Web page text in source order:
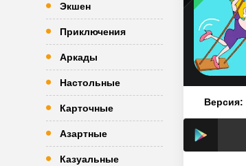
Экшен
Приключения
Аркады
Настольные
Карточные
Азартные
Казуальные
Версия: